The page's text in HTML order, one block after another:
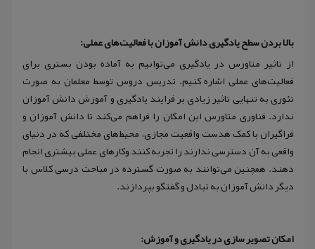
بالا بردن سطح یادگیری دانش آموزان با فعالیت‌های عملی:
از تاثیر متاورس در یادگیری می‌توانیم به آماده بودن بستری برای
فعالیت‌های عملی اشاره کنیم. تدریس دروس توسط معلمان به صورت
تئوری به تنهایی تاثیر زیادی بر فرایند یادگیری و آموزش دانش آموزان
ندارد. فناوری متاورس این امکان را فراهم می‌کند تا دانش آموزان و
فراگیران با کمک هدست واقعیت مجازی، محیط‌های مختلفی که در دنیای
واقعی به آن دسترسی ندارند را تجربه کنند وکارهای عملی بیشتری انجام
دهند. همچنین می‌توانند به صورت گسترده در مباحث درسی کلاس با
دیگر دانش آموزان به تبادل و گفتگو بپردازند.
امکان تصویر سازی در یادگیری و آموزش: